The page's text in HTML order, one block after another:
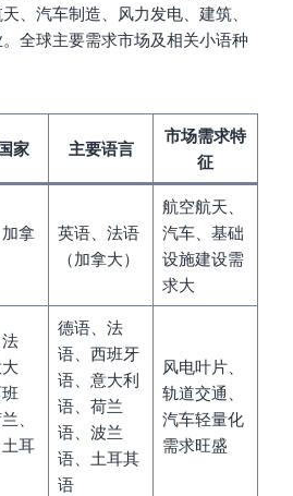
、汽车制造、风力发电、建筑、
全球主要需求市场及相关小语种
家 主要语言
市场需求特
征
拿
英语、法语
（加拿大）
航空航天、
汽车、基础
设施建设需
求大
、
耳
德语、法
语、西班牙
语、意大利
语、荷兰
语、波兰
语、土耳其
语
风电叶片、
轨道交通、
汽车轻量化
需求旺盛